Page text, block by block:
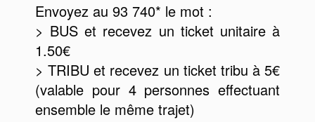
Envoyez au 93 740* le mot :
> BUS et recevez un ticket unitaire à
1.50€
> TRIBU et recevez un ticket tribu à 5€
(valable pour 4 personnes effectuant
ensemble le même trajet)